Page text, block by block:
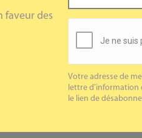
faveur des
Votre adresse de
lettre d'information
le lien de